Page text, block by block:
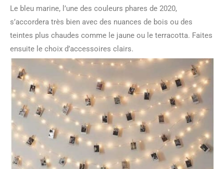
Le bleu marine, l’une des couleurs phares de 2020,
s’accordera très bien avec des nuances de bois ou des
teintes plus chaudes comme le jaune ou le terracotta. Faites
ensuite le choix d’accessoires clairs.